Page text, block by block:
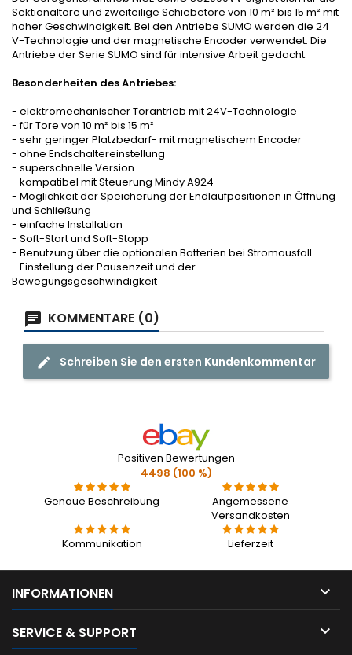
Sektionaltore und zweiteilige Schiebetore von 10 m² bis 15 m² mit
hoher Geschwindigkeit. Bei den Antriebe SUMO werden die 24
V-Technologie und der magnetische Encoder verwendet. Die
Antriebe der Serie SUMO sind für intensive Arbeit gedacht.
Besonderheiten des Antriebes:
- elektromechanischer Torantrieb mit 24V-Technologie
- für Tore von 10 m² bis 15 m²
- sehr geringer Platzbedarf- mit magnetischem Encoder
- ohne Endschaltereinstellung
- superschnelle Version
- kompatibel mit Steuerung Mindy A924
- Möglichkeit der Speicherung der Endlaufpositionen in Öffnung
und Schließung
- einfache Installation
- Soft-Start und Soft-Stopp
- Benutzung über die optionalen Batterien bei Stromausfall
- Einstellung der Pausenzeit und der
Bewegungsgeschwindigkeit
KOMMENTARE (0)
Schreiben Sie den ersten Kundenkommentar
Positiven Bewertungen
4498 (100 %)
Genaue Beschreibung
Angemessene
Versandkosten
Kommunikation
Lieferzeit
INFORMATIONEN 
SERVICE & SUPPORT 